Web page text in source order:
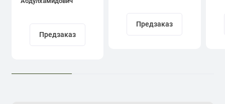
Предзаказ
Предзаказ